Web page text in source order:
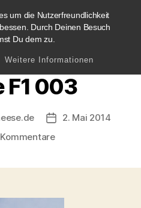
um die Nutzerfreundlichkeit
Durch Deinen Besuch
Du dem zu.
Weitere Informationen
F1 003
Beitragsdatum
2. Mai 2014
zu